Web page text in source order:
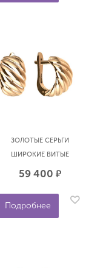
ЗОЛОТЫЕ СЕРЬГИ
ШИРОКИЕ ВИТЫЕ
АЛЕКСАНДРА КЛ4500А-01
59 400 р.
Подробнее